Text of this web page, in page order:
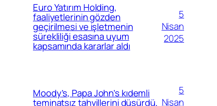
Euro Yatırım Holding,
faaliyetlerinin gözden
geçirilmesi ve işletmenin
sürekliliği esasına uyum
kapsamında kararlar aldı
5
Nisan
2025
Moody’s, Papa John’s kıdemli
teminatsız tahvillerini düşürdü,
5
Nisan